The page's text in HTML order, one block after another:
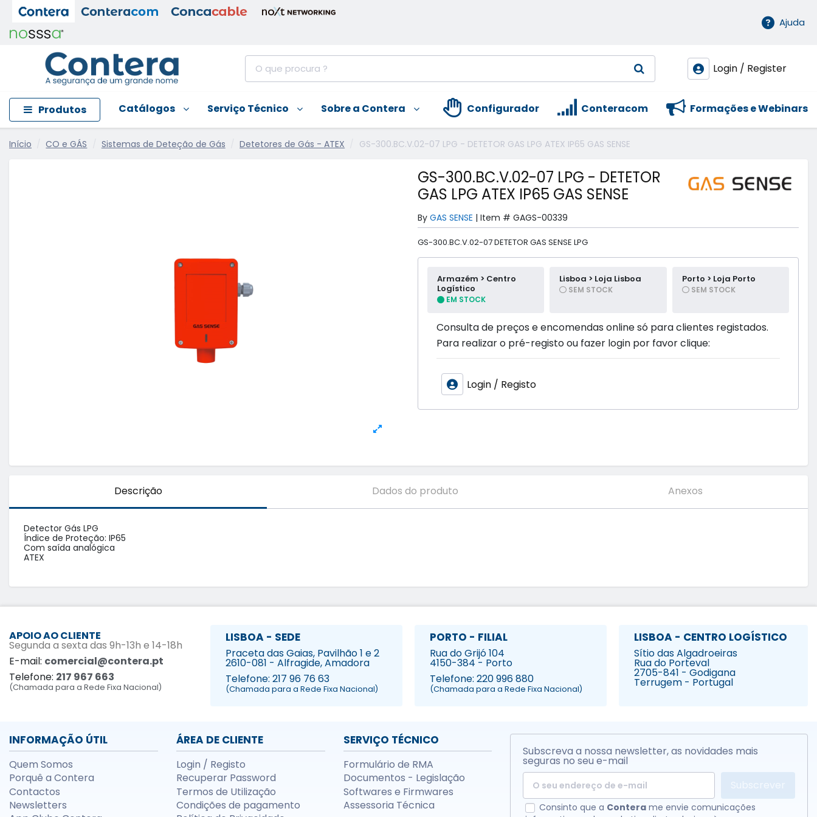
Ajuda
Login / Register
Produtos Catálogos Serviço Técnico Sobre a Contera Formações e Webinars
Conteracom
Configurador
Início CO e GÁS Sistemas de Deteção de Gás Detetores de Gás - ATEX GS-300.BC.V.02-07 LPG - DETETOR GAS LPG ATEX IP65 GAS SENSE
GS-300.BC.V.02-07 LPG - DETETOR
GAS LPG ATEX IP65 GAS SENSE
By GAS SENSE | Item # GAGS-00339
GS-300.BC.V.02-07 DETETOR GAS SENSE LPG
Armazém > Centro
Logístico
EM STOCK
Lisboa > Loja Lisboa
SEM STOCK
Porto > Loja Porto
SEM STOCK
Consulta de preços e encomendas online só para clientes registados.
Para realizar o pré-registo ou fazer login por favor clique:
Login / Registo
Descrição Dados do produto Anexos
Detector Gás LPG
Índice de Proteção: IP65
Com saída analógica
ATEX
APOIO AO CLIENTE
Segunda a sexta das 9h-13h e 14-18h
E-mail: comercial@contera.pt
Telefone: 217 967 663
(Chamada para a Rede Fixa Nacional)
LISBOA - SEDE
Praceta das Gaias, Pavilhão 1 e 2
2610-081 - Alfragide, Amadora
Telefone: 217 96 76 63
(Chamada para a Rede Fixa Nacional)
PORTO - FILIAL
Rua do Grijó 104
4150-384 - Porto
Telefone: 220 996 880
(Chamada para a Rede Fixa Nacional)
LISBOA - CENTRO LOGÍSTICO
Sítio das Algadroeiras
Rua do Porteval
2705-841 - Godigana
Terrugem - Portugal
INFORMAÇÃO ÚTIL
Quem Somos
Porquê a Contera
Contactos
Newsletters
ÁREA DE CLIENTE
Login / Registo
Recuperar Password
Termos de Utilização
Condições de pagamento
SERVIÇO TÉCNICO
Formulário de RMA
Documentos - Legislação
Softwares e Firmwares
Assessoria Técnica
Subscreva a nossa newsletter, as novidades mais
seguras no seu e-mail
Subscrever
Consinto que a Contera me envie comunicações